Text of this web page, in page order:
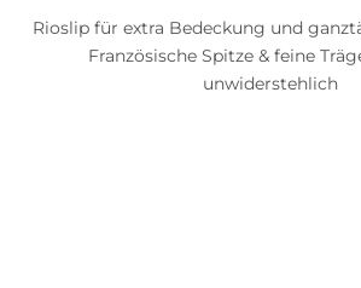
Rioslip für extra Bedeckung und
Französische Spitze & feine
unwiderstehlich